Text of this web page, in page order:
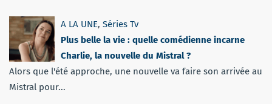
A LA UNE, Séries Tv
Plus belle la vie : quelle comédienne incarne
Charlie, la nouvelle du Mistral ?
Alors que l'été approche, une nouvelle va faire son arrivée au
Mistral pour...